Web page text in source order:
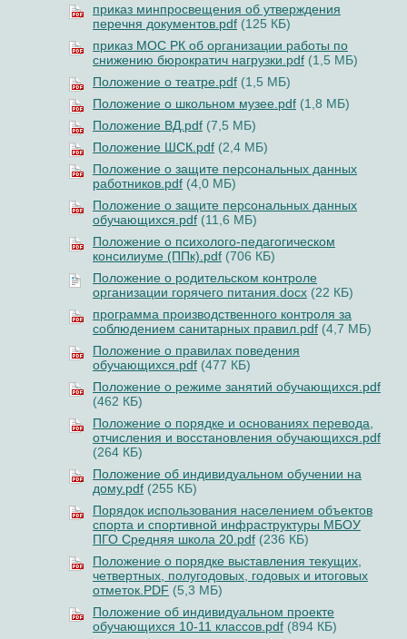
приказ минпросвещения об утверждения
перечня документов.pdf (125 КБ)
приказ МОС РК об организации работы по
снижению бюрократич нагрузки.pdf (1,5 МБ)
Положение о театре.pdf (1,5 МБ)
Положение о школьном музее.pdf (1,8 МБ)
Положение ВД.pdf (7,5 МБ)
Положение ШСК.pdf (2,4 МБ)
Положение о защите персональных данных
работников.pdf (4,0 МБ)
Положение о защите персональных данных
обучающихся.pdf (11,6 МБ)
Положение о психолого-педагогическом
консилиуме (ППк).pdf (706 КБ)
Положение о родительском контроле
организации горячего питания.docx (22 КБ)
программа производственного контроля за
соблюдением санитарных правил.pdf (4,7 МБ)
Положение о правилах поведения
обучающихся.pdf (477 КБ)
Положение о режиме занятий обучающихся.pdf
(462 КБ)
Положение о порядке и основаниях перевода,
отчисления и восстановления обучающихся.pdf
(264 КБ)
Положение об индивидуальном обучении на
дому.pdf (255 КБ)
Порядок использования населением объектов
спорта и спортивной инфраструктуры МБОУ
ПГО Средняя школа 20.pdf (236 КБ)
Положение о порядке выставления текущих,
четвертных, полугодовых, годовых и итоговых
отметок.PDF (5,3 МБ)
Положение об индивидуальном проекте
обучающихся 10-11 классов.pdf (894 КБ)